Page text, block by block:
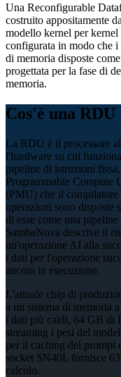
Una Reconfigurable
costruito appositamente
modello kernel per
configurata in modo che
di memoria disposte
progettata per la fase di
memoria.
Cos'è una RDU
La RDU è il processore
l'hardware su cui
pipeline di istruzioni
Programmable Compute
(PMU) che il
operazioni sono disposte
di esse come una
SambaNova descrive il
un'operazione AI alla
i dati per l'operazione
ancora in esecuzione.
L'attuale chip di
a un sistema di
i dati più caldi, 64 GB di
streaming i pesi del
per il caching dei prompt
socket SN40L fornisce
calcolo.